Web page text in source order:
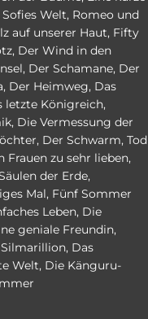
Sofies Welt, Romeo und
auf unserer Haut, Fifty
, Der Wind in den
, Der Schamane, Der
, Der Heimweg, Das
letzte Königreich,
, Die Vermessung der
, Der Schwarm, Tod
Frauen zu sehr lieben,
der Erde,
Mal, Fünf Sommer
Leben, Die
geniale Freundin,
Silmarillion, Das
Welt, Die Känguru-